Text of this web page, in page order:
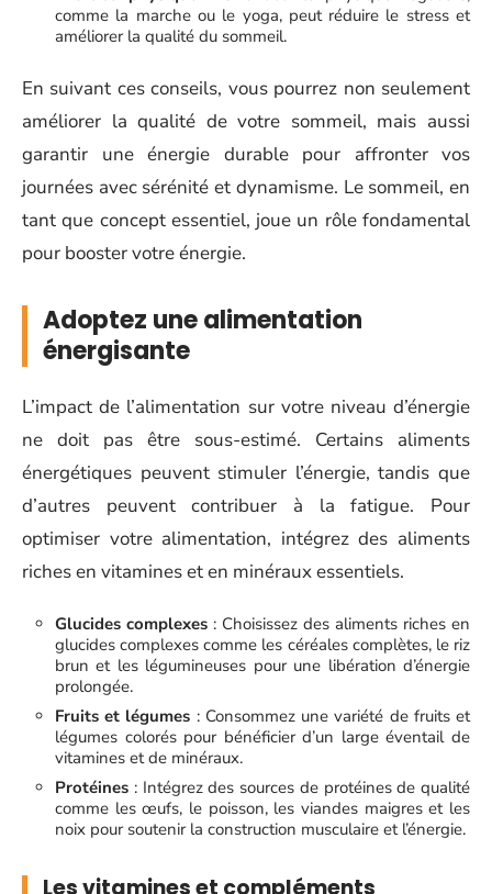
comme la marche ou le yoga, peut réduire le stress et
améliorer la qualité du sommeil.
En suivant ces conseils, vous pourrez non seulement
améliorer la qualité de votre sommeil, mais aussi
garantir une énergie durable pour affronter vos
journées avec sérénité et dynamisme. Le sommeil, en
tant que concept essentiel, joue un rôle fondamental
pour booster votre énergie.
Adoptez une alimentation
énergisante
L’impact de l’alimentation sur votre niveau d’énergie
ne doit pas être sous-estimé. Certains aliments
énergétiques peuvent stimuler l’énergie, tandis que
d’autres peuvent contribuer à la fatigue. Pour
optimiser votre alimentation, intégrez des aliments
riches en vitamines et en minéraux essentiels.
Glucides complexes : Choisissez des aliments riches en
glucides complexes comme les céréales complètes, le riz
brun et les légumineuses pour une libération d’énergie
prolongée.
Fruits et légumes : Consommez une variété de fruits et
légumes colorés pour bénéficier d’un large éventail de
vitamines et de minéraux.
Protéines : Intégrez des sources de protéines de qualité
comme les œufs, le poisson, les viandes maigres et les
noix pour soutenir la construction musculaire et l’énergie.
Les vitamines et compléments